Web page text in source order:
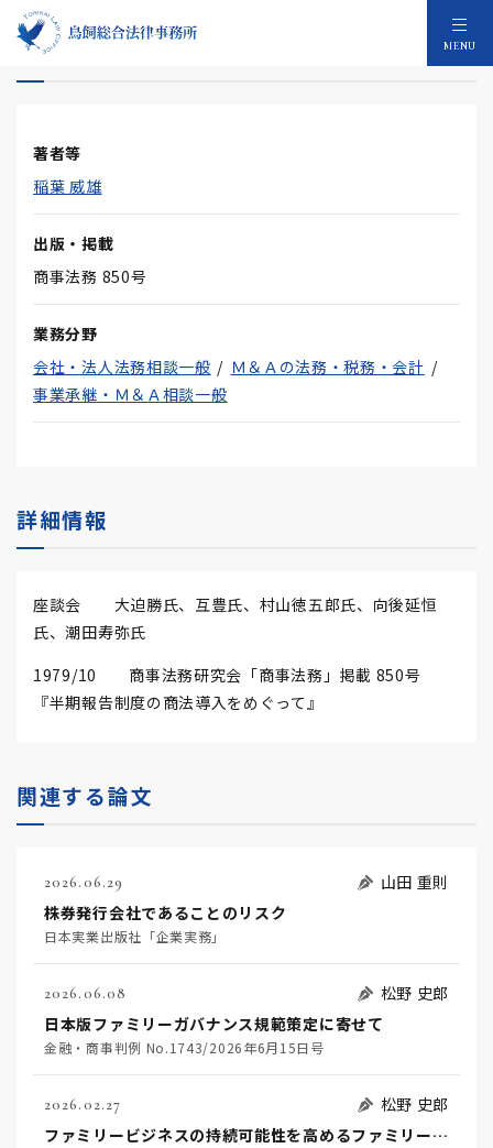
MENU
半期報告制度の商法導入をめぐって
著者等
稲葉 威雄
出版・掲載
商事法務 850号
業務分野
会社・法人法務相談一般
Ｍ＆Ａの法務・税務・会計
事業承継・Ｍ＆Ａ相談一般
詳細情報
座談会 大迫勝氏、互豊氏、村山徳五郎氏、向後延恒
氏、潮田寿弥氏
1979/10 商事法務研究会「商事法務」掲載 850号
『半期報告制度の商法導入をめぐって』
関連する論文
2026.06.29
山田 重則
株券発行会社であることのリスク
日本実業出版社「企業実務」
2026.06.08
松野 史郎
日本版ファミリーガバナンス規範策定に寄せて
金融・商事判例 No.1743/2026年6月15日号
2026.02.27
松野 史郎
ファミリービジネスの持続可能性を高めるファミリーガバナンスと金融機関に期待される役割